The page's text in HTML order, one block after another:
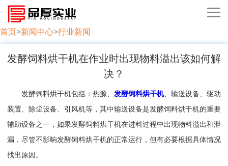
首页>新闻中心>行业新闻
发酵饲料烘干机在作业时出现物料溢出该如何解
决？
发酵饲料烘干机包括：热源、 发酵饲料烘干机、输送设备、驱动
装置、除尘设备、引风机等，其中输送设备是发酵饲料烘干机的重要
辅助设备之一，如果发酵饲料烘干机在进料过程中出现物料溢出和泄
漏，尽管不影响发酵饲料烘干机的正常运行，但有必要根据具体情况
找出原因。